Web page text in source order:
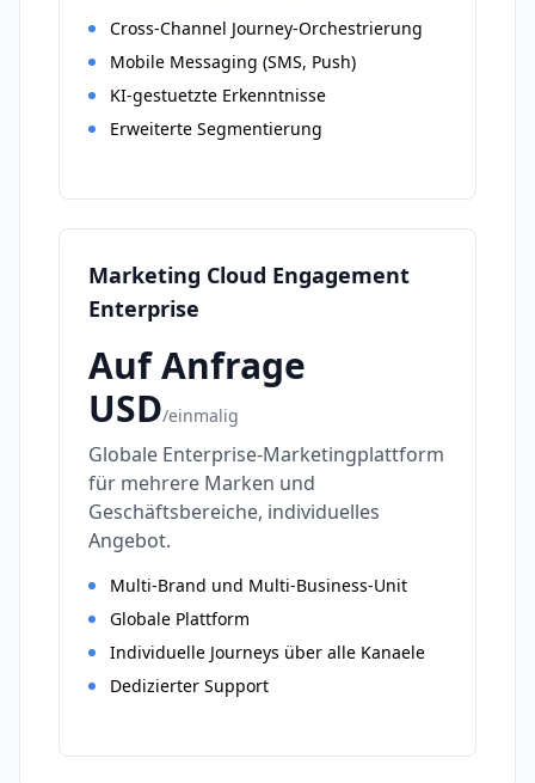
Cross-Channel Journey-Orchestrierung
Mobile Messaging (SMS, Push)
KI-gestuetzte Erkenntnisse
Erweiterte Segmentierung
Marketing Cloud Engagement
Enterprise
Auf Anfrage
USD/einmalig
Globale Enterprise-Marketingplattform
für mehrere Marken und
Geschäftsbereiche, individuelles
Angebot.
Multi-Brand und Multi-Business-Unit
Globale Plattform
Individuelle Journeys über alle Kanaele
Dedizierter Support